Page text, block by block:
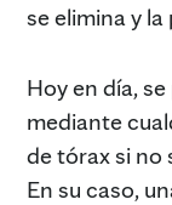
se elimina y
Hoy en día,
mediante
de tórax si no
En su caso,